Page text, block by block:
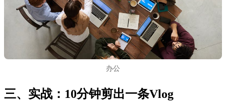
办公
三、实战：10分钟剪出一条Vlog